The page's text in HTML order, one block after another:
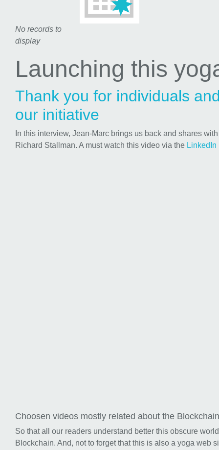
No records to
display
Launching this
Thank you for individuals
our initiative
In this interview, Jean-Marc brings us back and shares
Richard Stallman. A must watch this video via the LinkedIn
Choosen videos mostly related about the Blockchain
So that all our readers understand better this obscure
Blockchain. And, not to forget that this is also a yoga web